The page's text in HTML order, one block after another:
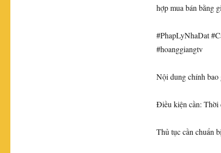
hợp mua bán bằng
​#PhapLyNhaDat
#hoanggiangtv
​Nội dung chính bao
​Điều kiện cần: Thời
​Thủ tục cần chuẩn